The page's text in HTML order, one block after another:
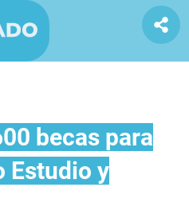
becas para
Estudio y